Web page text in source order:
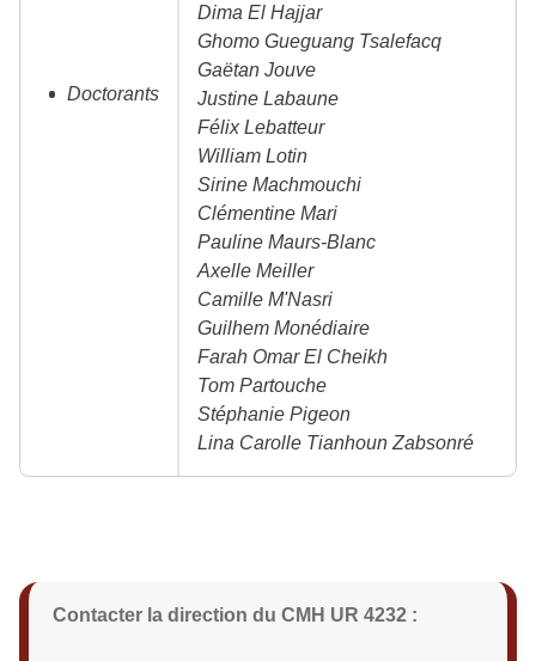
Doctorants
Dima El Hajjar
Ghomo Gueguang Tsalefacq
Gaëtan Jouve
Justine Labaune
Félix Lebatteur
William Lotin
Sirine Machmouchi
Clémentine Mari
Pauline Maurs-Blanc
Axelle Meiller
Camille M'Nasri
Guilhem Monédiaire
Farah Omar El Cheikh
Tom Partouche
Stéphanie Pigeon
Lina Carolle Tianhoun Zabsonré
Contacter la direction du CMH UR 4232 :